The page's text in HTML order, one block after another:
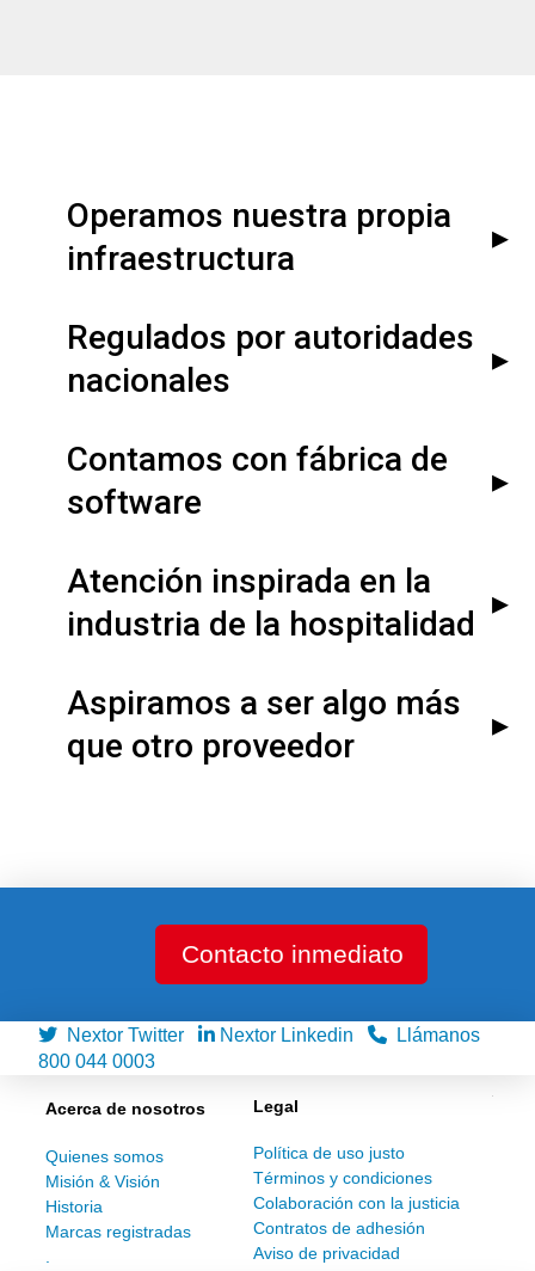
▸
Operamos nuestra propia
infraestructura
▸
Regulados por autoridades
nacionales
▸
Contamos con fábrica de
software
▸
Atención inspirada en la
industria de la hospitalidad
▸
Aspiramos a ser algo más
que otro proveedor
Contacto inmediato
Nextor Twitter Nextor Linkedin
Llámanos
800 044 0003
Acerca de nosotros
Quienes somos
Misión & Visión
Historia
Marcas registradas
Legal
Política de uso justo
Términos y condiciones
Colaboración con la justicia
Contratos de adhesión
Aviso de privacidad